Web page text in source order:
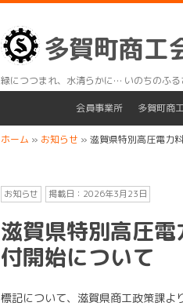
多賀町商工
緑につつまれ、水清らかに… いのちのふる
会員事業所 多賀町商
ホーム » お知らせ » 滋賀県特別高圧電力
お知らせ 掲載日： 2026年3月23日
滋賀県特別高圧
付開始について
標記について、滋賀県商工政策課よ